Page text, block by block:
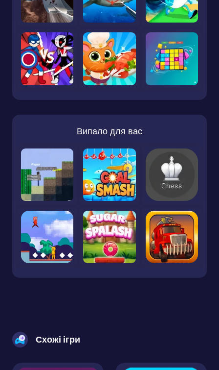
Випало для вас
Схожі ігри